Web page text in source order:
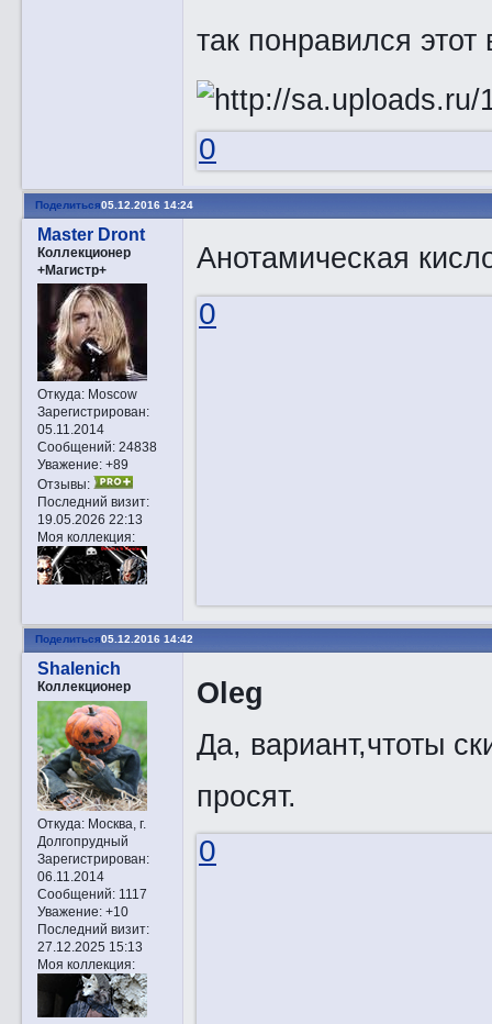
так понравился этот
0
Поделиться05.12.2016 14:24
Master Dront
Коллекционер
+Магистр+
Откуда:Moscow
Зарегистрирован:
05.11.2014
Сообщений:24838
Уважение: +89
Отзывы:
Последний визит:
19.05.2026 22:13
Моя коллекция:
Анотамическая
0
Поделиться05.12.2016 14:42
Shalenich
Коллекционер
Откуда:Москва, г.
Долгопрудный
Зарегистрирован:
06.11.2014
Сообщений:1117
Уважение: +10
Последний визит:
27.12.2025 15:13
Моя коллекция:
Oleg
Да, вариант,чтоты
просят.
0